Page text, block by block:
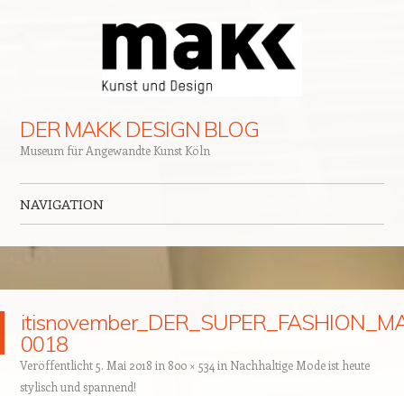
DER MAKK DESIGN BLOG
Museum für Angewandte Kunst Köln
NAVIGATION
0018
Veröffentlicht5. Mai 2018 in 800 × 534 in Nachhaltige Mode ist heute
stylisch und spannend!